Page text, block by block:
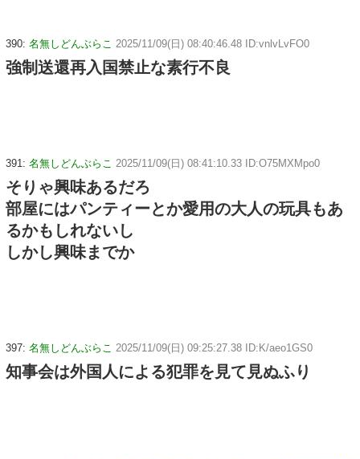
390: 名無しどんぶらこ 2025/11/09(日) 08:40:46.48 ID:vnlvLvFO0
強制送還再入国禁止な素行不良
391: 名無しどんぶらこ 2025/11/09(日) 08:41:10.33 ID:O75MXMpo0
そりゃ興味あるだろ
部屋にはパンティーとか愛用の大人の玩具もあ
るかもしれないし
しかし興味までか
397: 名無しどんぶらこ 2025/11/09(日) 09:25:27.38 ID:K/aeo1GS0
知事会は外国人による犯罪を見て見ぬふり